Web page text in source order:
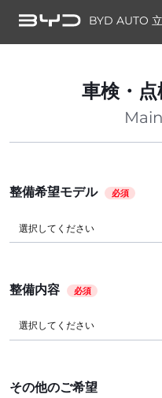
BYD AUTO 立
車検・
整備希望モデル 必須
選択してください
整備内容 必須
選択してください
その他のご希望